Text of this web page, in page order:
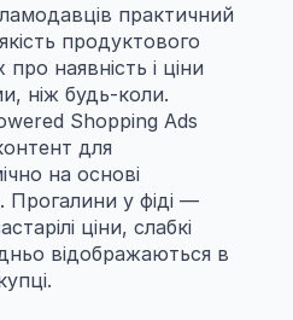
практичний
продуктового
наявність і ціни
ніж будь-коли.
Shopping Ads
для
на основі
Прогалини у фіді —
ціни, слабкі
відображаються в